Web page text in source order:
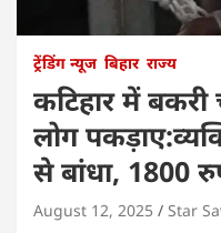
ट्रेंडिंग न्यूज बिहार राज्य
कटिहार में
लोग
से बांधा, 1800
August 12, 2025 Star